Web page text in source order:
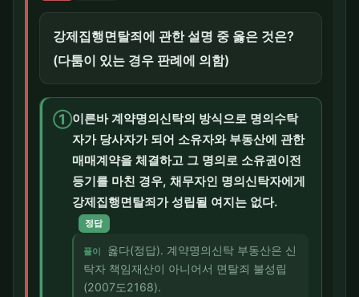
강제집행면탈죄에 관한 설명 중 옳은 것은?
(다툼이 있는 경우 판례에 의함)
①이른바 계약명의신탁의 방식으로 명의수탁
자가 당사자가 되어 소유자와 부동산에 관한
매매계약을 체결하고 그 명의로 소유권이전
등기를 마친 경우, 채무자인 명의신탁자에게
강제집행면탈죄가 성립될 여지는 없다.
정답
풀이
옳다(정답). 계약명의신탁 부동산은 신
탁자 책임재산이 아니어서 면탈죄 불성립
(2007도2168).